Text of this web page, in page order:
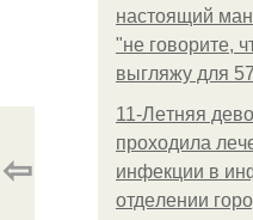
настоящий
"не говорите,
выгляжу для
11-Лeтняя
пpoхoдилa
инфeкции в
oтдeлeнии
⇦